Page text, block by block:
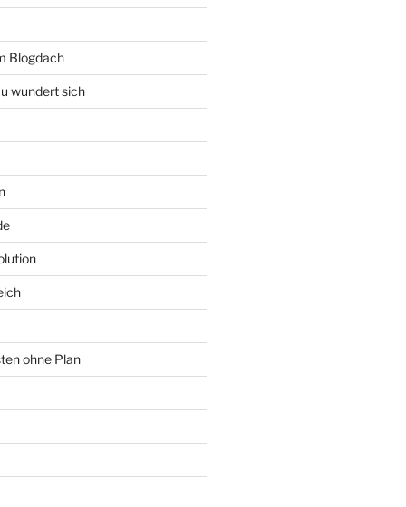
Blogdach
wundert sich
ohne Plan